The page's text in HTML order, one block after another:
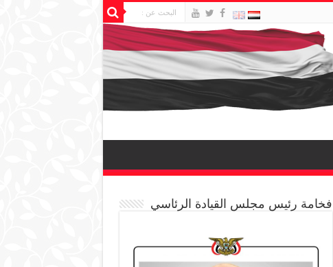
فخامة رئيس مجلس القيادة الرئاسي